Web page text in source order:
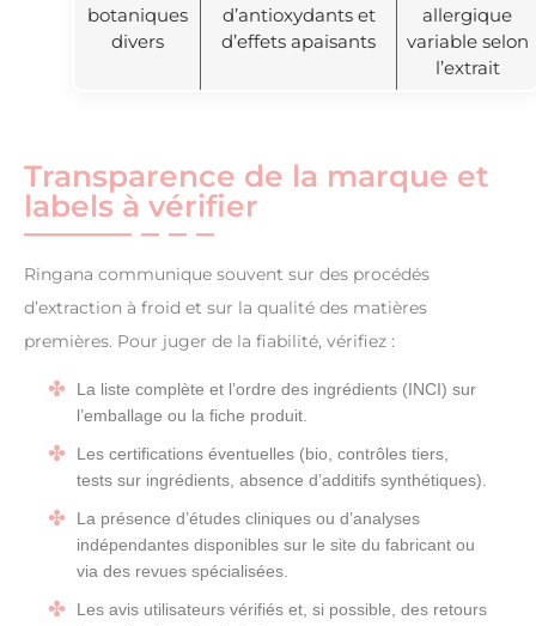
botaniques
divers
d’antioxydants et
d’effets apaisants
allergique
variable selon
l’extrait
Transparence de la marque et
labels à vérifier
Ringana communique souvent sur des procédés
d’extraction à froid et sur la qualité des matières
premières. Pour juger de la fiabilité, vérifiez :
La liste complète et l’ordre des ingrédients (INCI) sur
l’emballage ou la fiche produit.
Les certifications éventuelles (bio, contrôles tiers,
tests sur ingrédients, absence d’additifs synthétiques).
La présence d’études cliniques ou d’analyses
indépendantes disponibles sur le site du fabricant ou
via des revues spécialisées.
Les avis utilisateurs vérifiés et, si possible, des retours